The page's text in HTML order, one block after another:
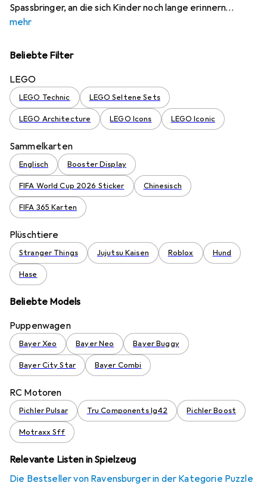
Spassbringer, an die sich Kinder noch lange erinnern
mehr
Beliebte Filter
LEGO
LEGO Technic LEGO Seltene Sets
LEGO Architecture LEGO Icons LEGO Iconic
Sammelkarten
Englisch Booster Display
FIFA World Cup 2026 Sticker Chinesisch
FIFA 365 Karten
Plüschtiere
Stranger Things Jujutsu Kaisen Roblox Hund
Hase
Beliebte Models
Puppenwagen
Bayer Xeo Bayer Neo Bayer Buggy
Bayer City Star Bayer Combi
RC Motoren
Pichler Pulsar Tru Components Ig42 Pichler Boost
Motraxx Sff
Relevante Listen in Spielzeug
Die Bestseller von Ravensburger in der Kategorie Puzzle